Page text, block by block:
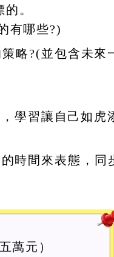
。
有哪些?)
略?(並包含未來
學習讓自己如虎
時間來表態，同
萬元）